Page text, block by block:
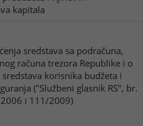
kapitala
sredstava sa podračuna,
računa trezora Republike i o
korisnika budžeta i
("Službeni glasnik RS", br.
i 111/2009)